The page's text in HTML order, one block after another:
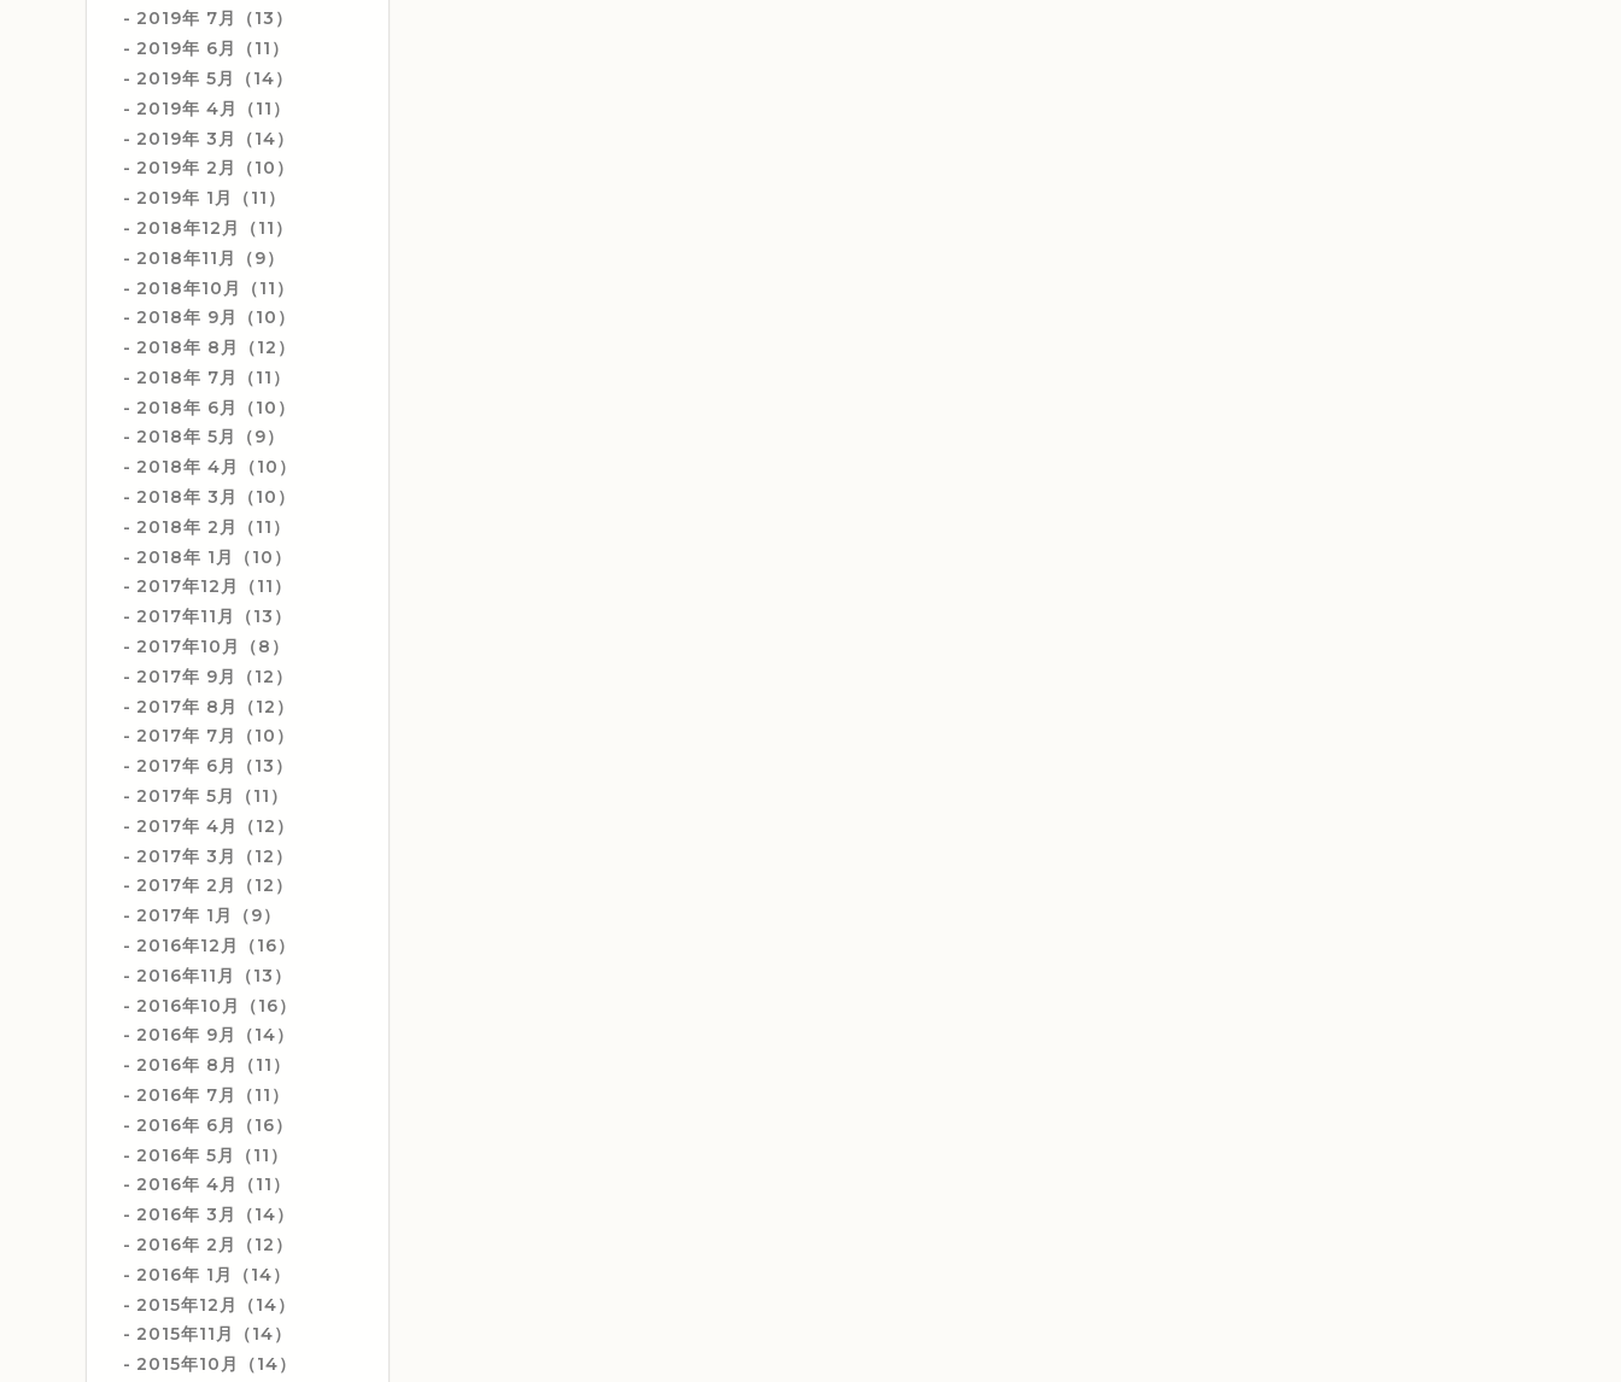
2019年 7月（13）
2019年 6月（11）
2019年 5月（14）
2019年 4月（11）
2019年 3月（14）
2019年 2月（10）
2019年 1月（11）
2018年12月（11）
2018年11月（9）
2018年10月（11）
2018年 9月（10）
2018年 8月（12）
2018年 7月（11）
2018年 6月（10）
2018年 5月（9）
2018年 4月（10）
2018年 3月（10）
2018年 2月（11）
2018年 1月（10）
2017年12月（11）
2017年11月（13）
2017年10月（8）
2017年 9月（12）
2017年 8月（12）
2017年 7月（10）
2017年 6月（13）
2017年 5月（11）
2017年 4月（12）
2017年 3月（12）
2017年 2月（12）
2017年 1月（9）
2016年12月（16）
2016年11月（13）
2016年10月（16）
2016年 9月（14）
2016年 8月（11）
2016年 7月（11）
2016年 6月（16）
2016年 5月（11）
2016年 4月（11）
2016年 3月（14）
2016年 2月（12）
2016年 1月（14）
2015年12月（14）
2015年11月（14）
2015年10月（14）